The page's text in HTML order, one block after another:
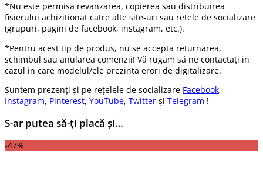
*Nu este permisa revanzarea, copierea sau distribuirea
fisierului achizitionat catre alte site-uri sau retele de socializare
(grupuri, pagini de facebook, instagram, etc.).
*Pentru acest tip de produs, nu se accepta returnarea,
schimbul sau anularea comenzii! Vă rugăm să ne contactați in
cazul in care modelul/ele prezinta erori de digitalizare.
Suntem prezenți și pe rețelele de socializare Facebook,
Instagram, Pinterest, YouTube, Twitter și Telegram !
S-ar putea să-ți placă și…
-47%